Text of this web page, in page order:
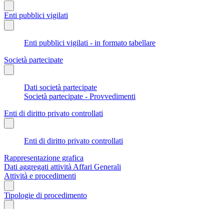
Enti pubblici vigilati
Enti pubblici vigilati - in formato tabellare
Società partecipate
Dati società partecipate
Società partecipate - Provvedimenti
Enti di diritto privato controllati
Enti di diritto privato controllati
Rappresentazione grafica
Dati aggregati attività Affari Generali
Attività e procedimenti
Tipologie di procedimento